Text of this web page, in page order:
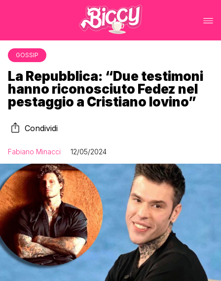
GOSSIP
La Repubblica: “Due testimoni
hanno riconosciuto Fedez nel
pestaggio a Cristiano Iovino”
Condividi
Fabiano Minacci 12/05/2024